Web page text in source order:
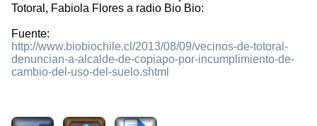
Totoral, Fabiola Flores a radio Bio Bio:
Fuente:
http://www.biobiochile.cl/2013/08/09/vecinos-de-totoral-
denuncian-a-alcalde-de-copiapo-por-incumplimiento-de-
cambio-del-uso-del-suelo.shtml